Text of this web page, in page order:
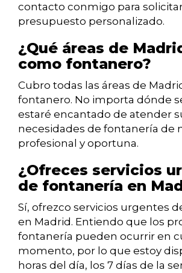
contacto conmigo para
presupuesto personalizado.
¿Qué áreas de
como fontanero?
Cubro todas las áreas de
fontanero. No importa dónde
estaré encantado de atender
necesidades de fontanería de
profesional y oportuna.
¿Ofreces servicios
de fontanería en
Sí, ofrezco servicios urgentes
en Madrid. Entiendo que los
fontanería pueden ocurrir en
momento, por lo que estoy
horas del día, los 7 días de la